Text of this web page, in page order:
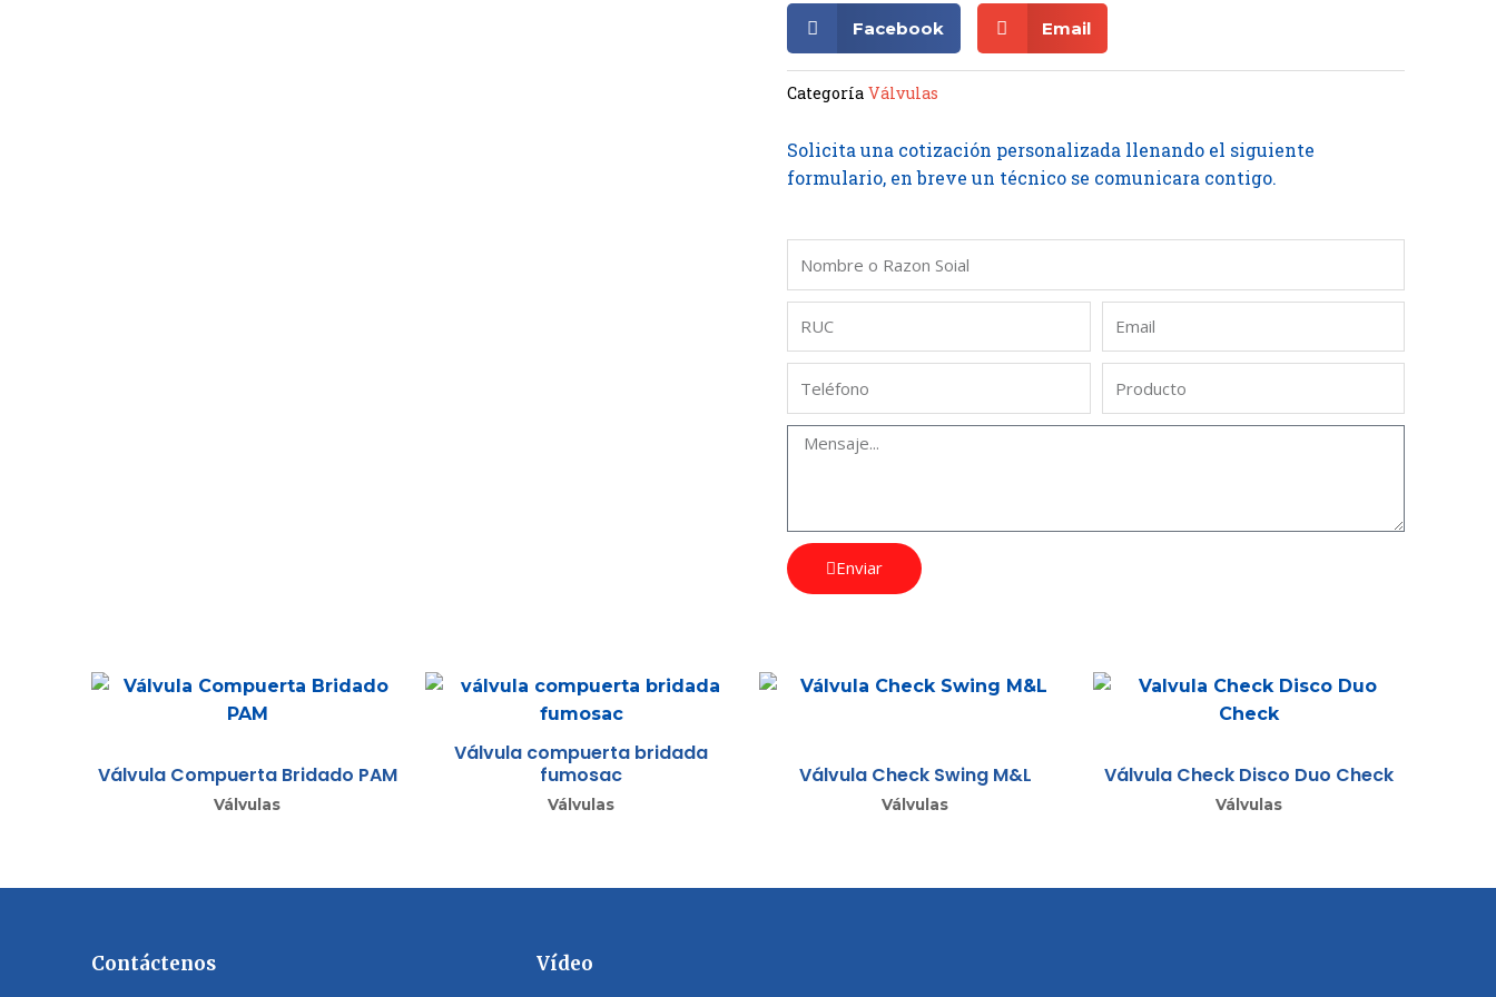
Facebook Email
Categoría Válvulas
Solicita una cotización personalizada llenando el siguiente
formulario, en breve un técnico se comunicara contigo.
Enviar
Válvula Compuerta Bridado PAM
Válvulas
Válvula compuerta bridada
fumosac
Válvulas
Válvula Check Swing M&L
Válvulas
Válvula Check Disco Duo Check
Válvulas
Contáctenos Vídeo